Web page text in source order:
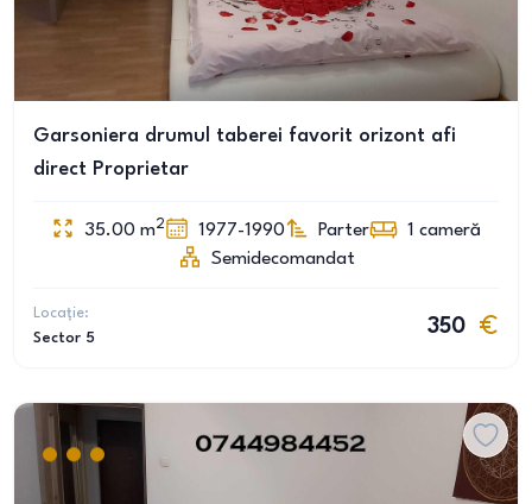
Garsoniera drumul taberei favorit orizont afi
direct Proprietar
35.00 m2 1977-1990 Parter 1 cameră
Semidecomandat
Locație:
Sector 5
350